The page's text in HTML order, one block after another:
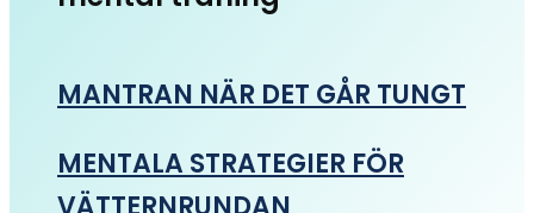
MANTRAN NÄR DET GÅR TUNGT
MENTALA STRATEGIER FÖR